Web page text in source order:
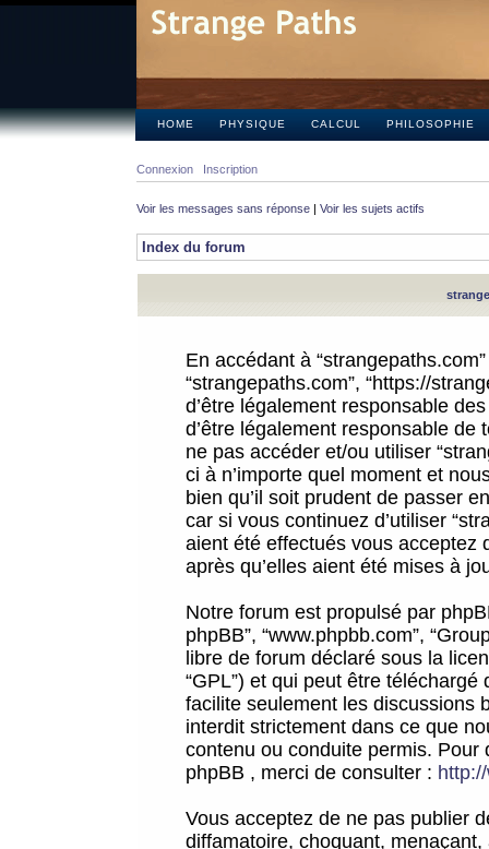
HOME PHYSIQUE CALCUL PHILOSOPHIE
Connexion Inscription
Voir les messages sans réponse | Voir les sujets actifs
Index du forum
En accédant à
“strangepaths.com”, “https://
d’être légalement responsable
d’être légalement responsable
ne pas accéder et/ou utiliser
ci à n’importe quel moment et
bien qu’il soit prudent de passer
car si vous continuez d’utiliser
aient été effectués vous acceptez
après qu’elles aient été mises à
Notre forum est propulsé par
phpBB”, “www.phpbb.com”,
libre de forum déclaré sous la
“GPL”) et qui peut être téléchargé
facilite seulement les discussions
interdit strictement dans ce que
contenu ou conduite permis.
phpBB , merci de consulter :
Vous acceptez de ne pas publier
diffamatoire, choquant,